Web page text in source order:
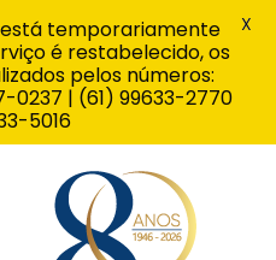
temporariamente
é restabelecido, os
pelos números:
0237 | (61) 99633-2770
5016
X